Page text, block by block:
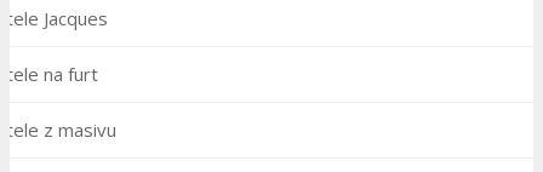
Jacques
na furt
z masivu